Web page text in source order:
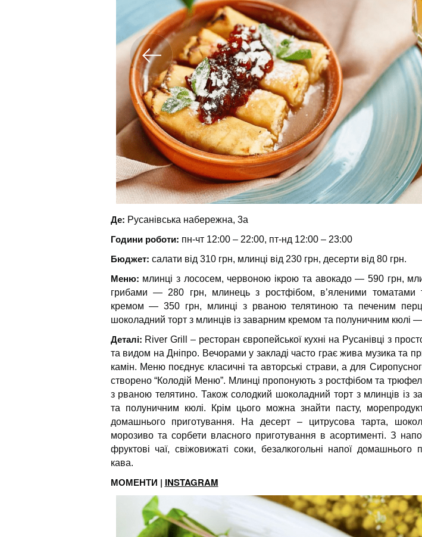
Де: Русанівська набережна, 3а
Години роботи: пн-чт 12:00 – 22:00, пт-нд 12:00 – 23:00
Бюджет: салати від 310 грн, млинці від 230 грн, десерти від 80 грн.
Меню: млинці з лососем, червоною ікрою та авокадо — 590 грн,
грибами — 280 грн, млинець з ростфібом, в’яленими томатами
кремом — 350 грн, млинці з рваною телятиною та печеним
шоколадний торт з млинців із заварним кремом та полуничним кюлі
Деталі: River Grill – ресторан європейської кухні на Русанівці з
та видом на Дніпро. Вечорами у закладі часто грає жива музика та
камін. Меню поєднує класичні та авторські страви, а для
створено “Колодій Меню”. Млинці пропонують з ростфібом та
з рваною телятино. Також солодкий шоколадний торт з млинців із
та полуничним кюлі. Крім цього можна знайти пасту,
домашнього приготування. На десерт – цитрусова тарта,
морозиво та сорбети власного приготування в асортименті. З
фруктові чаї, свіжовижаті соки, безалкогольні напої домашнього
кава.
МОМЕНТИ | INSTAGRAM